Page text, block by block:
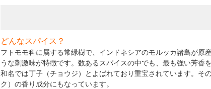
どんなスパイス？
フトモモ科に属する常緑樹で、インドネシアのモルッカ諸島が原
うな刺激味が特徴です。数あるスパイスの中でも、最も強い芳香
和名では丁子（チョウジ）とよばれており重宝されています。そ
ク）の香り成分にもなっています。